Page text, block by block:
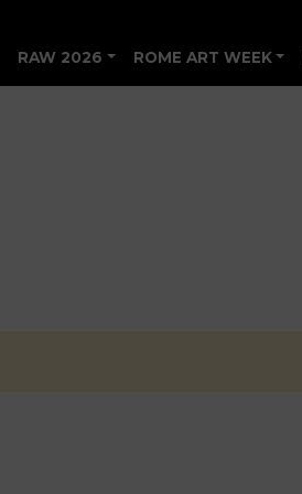
RAW 2026 ROME ART WEEK